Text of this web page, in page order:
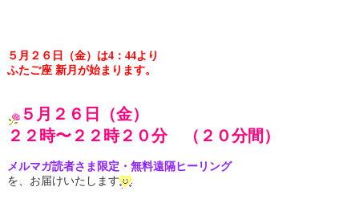
５月２６日（金）は4：44より
ふたご座 新月が始まります。
５月２６日（金）
２２時〜２２時２０分 （２０分間）
メルマガ読者さま限定・無料遠隔ヒーリング
を、お届けいたします